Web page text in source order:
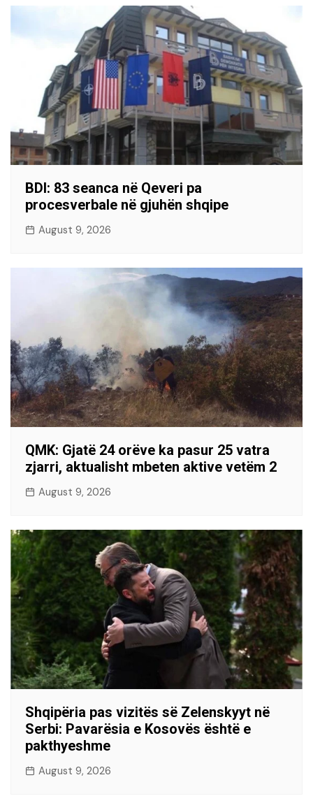
BDI: 83 seanca në Qeveri pa
procesverbale në gjuhën shqipe
August 9, 2026
QMK: Gjatë 24 orëve ka pasur 25 vatra
zjarri, aktualisht mbeten aktive vetëm 2
August 9, 2026
Shqipëria pas vizitës së Zelenskyyt në
Serbi: Pavarësia e Kosovës është e
pakthyeshme
August 9, 2026